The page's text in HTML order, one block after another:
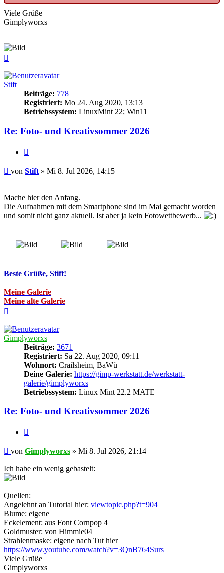
Viele Grüße
Gimplyworxs
Stift
Beiträge: 778
Registriert: Mo 24. Aug 2020, 13:13
Betriebssystem: LinuxMint 22; Win11
Re: Foto- und Kreativsommer 2026
Beitrag
von Stift » Mi 8. Jul 2026, 14:15
Mache hier den Anfang.
Die Aufnahmen mit dem Smartphone sind im Mai gemacht worden
und somit nicht ganz aktuell. Ist aber ja kein Fotowettbewerb...
Beste Grüße, Stift!
Meine Galerie
Meine alte Galerie
Gimplyworxs
Beiträge: 3671
Registriert: Sa 22. Aug 2020, 09:11
Wohnort: Crailsheim, BaWü
Deine Galerie: https://gimp-werkstatt.de/werkstatt-
galerie/gimplyworxs
Betriebssystem: Linux Mint 22.2 MATE
Re: Foto- und Kreativsommer 2026
Beitrag
von Gimplyworxs » Mi 8. Jul 2026, 21:14
Ich habe ein wenig gebastelt:
Quellen:
Angelehnt an Tutorial hier: viewtopic.php?t=904
Blume: eigene
Eckelement: aus Font Cornpop 4
Goldmuster: von Himmie04
Strahlenmaske: eigene nach Tut hier
https://www.youtube.com/watch?v=3QnB764Surs
Viele Grüße
Gimplyworxs